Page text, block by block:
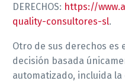
DERECHOS: https://
quality-consultores-sl.
Otro de sus derechos es
decisión basada
automatizado, incluida